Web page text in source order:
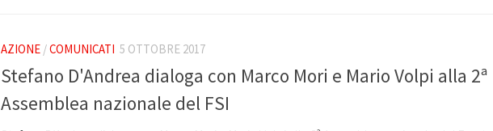
AZIONE /COMUNICATI 5 OTTOBRE 2017
Stefano D'Andrea dialoga con Marco Mori e Mario Volpi alla 2ª
Assemblea nazionale del FSI